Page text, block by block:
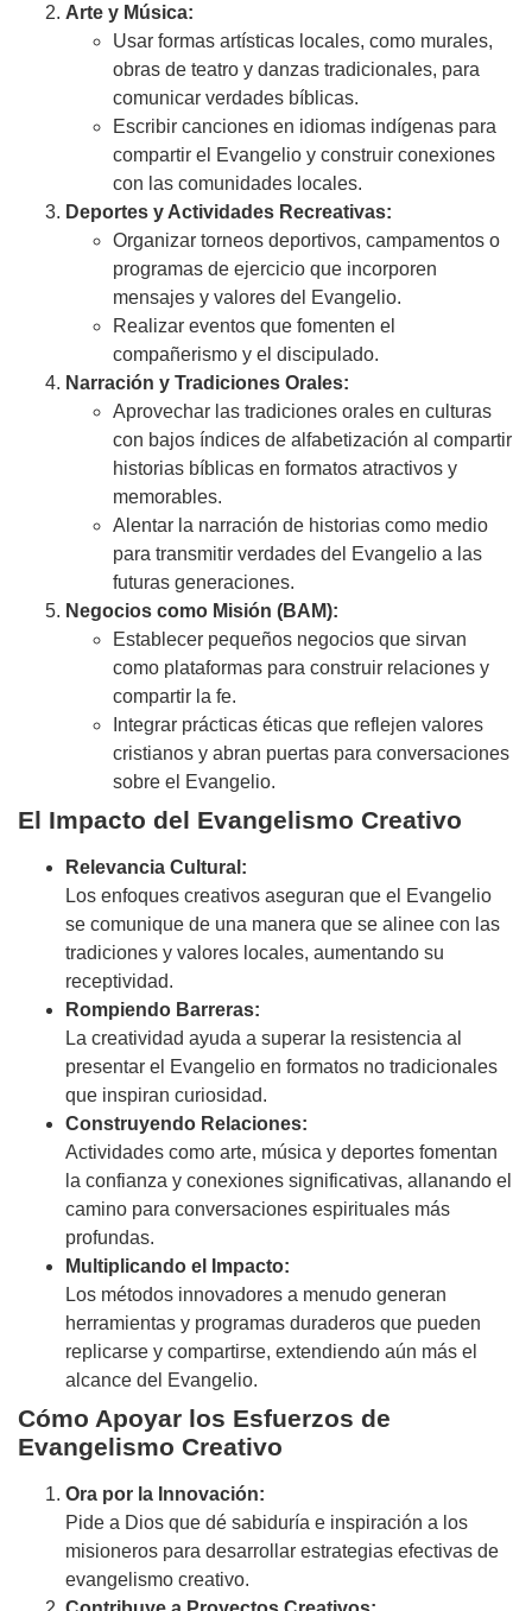
Arte y Música:
Usar formas artísticas locales, como murales,
obras de teatro y danzas tradicionales, para
comunicar verdades bíblicas.
Escribir canciones en idiomas indígenas para
compartir el Evangelio y construir conexiones
con las comunidades locales.
Deportes y Actividades Recreativas:
Organizar torneos deportivos, campamentos o
programas de ejercicio que incorporen
mensajes y valores del Evangelio.
Realizar eventos que fomenten el
compañerismo y el discipulado.
Narración y Tradiciones Orales:
Aprovechar las tradiciones orales en culturas
con bajos índices de alfabetización al compartir
historias bíblicas en formatos atractivos y
memorables.
Alentar la narración de historias como medio
para transmitir verdades del Evangelio a las
futuras generaciones.
Negocios como Misión (BAM):
Establecer pequeños negocios que sirvan
como plataformas para construir relaciones y
compartir la fe.
Integrar prácticas éticas que reflejen valores
cristianos y abran puertas para conversaciones
sobre el Evangelio.
El Impacto del Evangelismo Creativo
Relevancia Cultural:
Los enfoques creativos aseguran que el Evangelio
se comunique de una manera que se alinee con las
tradiciones y valores locales, aumentando su
receptividad.
Rompiendo Barreras:
La creatividad ayuda a superar la resistencia al
presentar el Evangelio en formatos no tradicionales
que inspiran curiosidad.
Construyendo Relaciones:
Actividades como arte, música y deportes fomentan
la confianza y conexiones significativas, allanando el
camino para conversaciones espirituales más
profundas.
Multiplicando el Impacto:
Los métodos innovadores a menudo generan
herramientas y programas duraderos que pueden
replicarse y compartirse, extendiendo aún más el
alcance del Evangelio.
Cómo Apoyar los Esfuerzos de
Evangelismo Creativo
Ora por la Innovación:
Pide a Dios que dé sabiduría e inspiración a los
misioneros para desarrollar estrategias efectivas de
evangelismo creativo.